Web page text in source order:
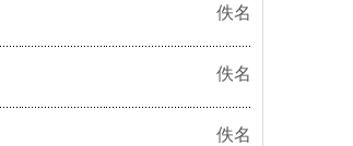
佚名
佚名
佚名